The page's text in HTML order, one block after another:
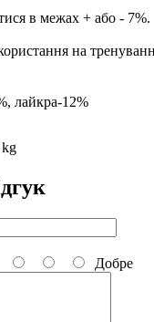
в межах + або - 7%.
на
лайкра-12%
kg
Добре